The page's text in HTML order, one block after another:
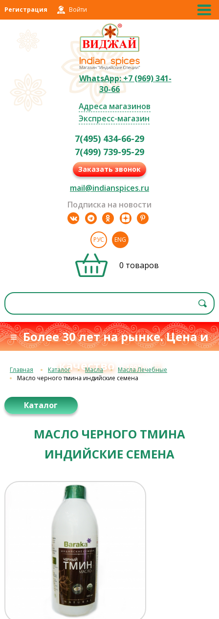
Регистрация Войти
WhatsApp: +7 (969) 341-
30-66
Адреса магазинов
Экспресс-магазин
7(495) 434-66-29
7(499) 739-95-29
Заказать звонок
mail@indianspices.ru
Подписка на новости
РУС ENG
0 товаров
≡ Более 30 лет на рынке. Цена и
качествос 1993 г.≡
Главная Каталог Масла
Масла Лечебные
Масло черного тмина индийские семена
Каталог
МАСЛО ЧЕРНОГО ТМИНА
ИНДИЙСКИЕ СЕМЕНА